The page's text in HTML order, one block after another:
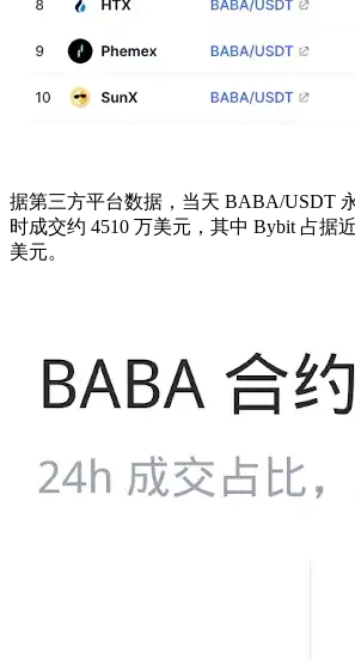
据第三方平台数据，当天 BABA/USDT
时成交约 4510 万美元，其中 Bybit 占据
美元。